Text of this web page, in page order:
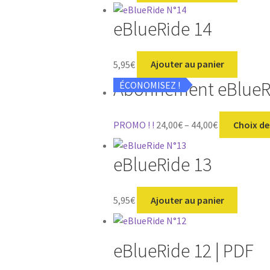
eBlueRide 14
5,95€
Ajouter au panier
ÉCONOMISEZ !
Abonnement
PROMO ! ! 24,00€– 44,00€ Choix
eBlueRide 13
5,95€
Ajouter au panier
eBlueRide 12 | PDF